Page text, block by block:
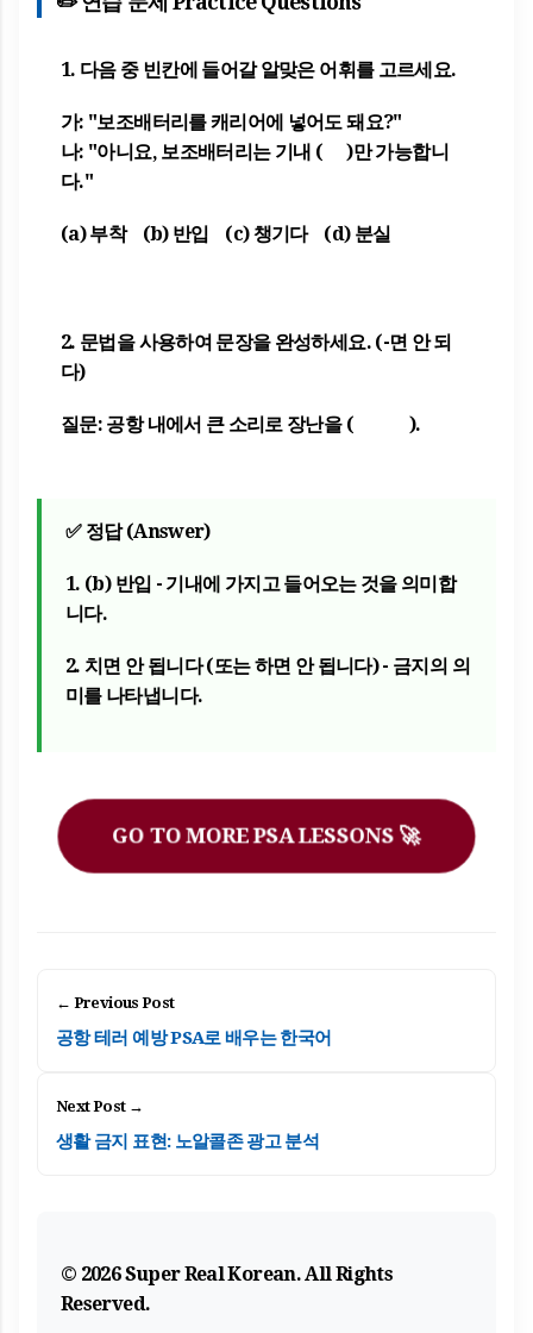
1. 다음 중 빈칸에 들어갈 알맞은 어휘를 고르세요.
가: "보조배터리를 캐리어에 넣어도 돼요?"
나: "아니요, 보조배터리는 기내 ( )만 가능합니
다."
(a) 부착 (b) 반입 (c) 챙기다 (d) 분실
2. 문법을 사용하여 문장을 완성하세요. (-면 안 되
다)
질문: 공항 내에서 큰 소리로 장난을 ( ).
✅ 정답 (Answer)
1. (b) 반입 - 기내에 가지고 들어오는 것을 의미합
니다.
2.치면 안 됩니다 (또는 하면 안 됩니다)- 금지의 의
미를 나타냅니다.
GO TO MORE PSA LESSONS 🚀
← Previous Post
공항 테러 예방 PSA로 배우는 한국어
Next Post →
생활 금지 표현: 노알콜존 광고 분석
© 2026 Super Real Korean. All Rights
Reserved.